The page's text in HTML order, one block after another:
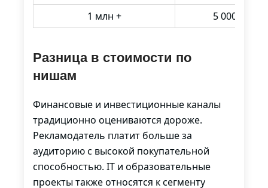
1 млн +
5 000 $ и
Разница в стоимости по
нишам
Финансовые и инвестиционные каналы
традиционно оцениваются дороже.
Рекламодатель платит больше за
аудиторию с высокой покупательной
способностью. IT и образовательные
проекты также относятся к сегменту